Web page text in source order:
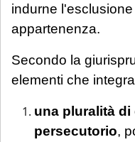
indurne
appartenenza.
Secondo la
elementi che
una pluralità di
persecutorio,